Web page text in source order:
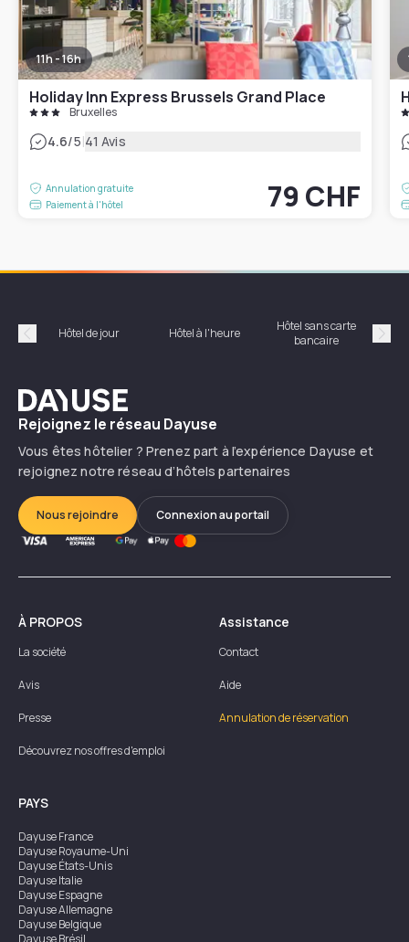
11h - 16h
Holiday Inn Express Brussels Grand Place
Bruxelles
4.6/5|41 Avis
Annulation gratuite
Paiement à l'hôtel
79 CHF
Précédent
Hôtel de jour Hôtel à l'heure
Hôtel sans carte
bancaire
Dayuse
Rejoignez le réseau Dayuse
Vous êtes hôtelier ? Prenez part à l’expérience Dayuse et
rejoignez notre réseau d’hôtels partenaires
Nous rejoindre Connexion au portail
À PROPOS
La société
Avis
Presse
Découvrez nos offres d'emploi
Assistance
Contact
Aide
Annulation de réservation
PAYS
DayuseFrance
DayuseRoyaume-Uni
DayuseÉtats-Unis
DayuseItalie
DayuseEspagne
DayuseAllemagne
DayuseBelgique
DayuseBrésil